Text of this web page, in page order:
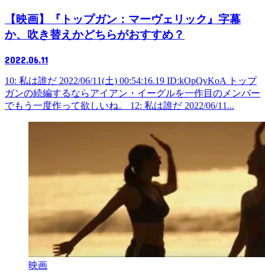
【映画】『トップガン：マーヴェリック』字幕
か、吹き替えかどちらがおすすめ？
2022.06.11
10: 私は誰だ 2022/06/11(土) 00:54:16.19 ID:kOpQvKoA トップ
ガンの続編するならアイアン・イーグルを一作目のメンバー
でもう一度作って欲しいね。 12: 私は誰だ 2022/06/11...
映画